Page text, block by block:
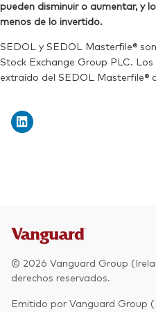
Ticker de cotización:
Reuters:VHVG.L
SEDOL: BJGTN37
Ticker de cotización:
pueden disminuir o aumentar, y
menos de lo invertido.
SEDOL y SEDOL Masterfile®
Stock Exchange Group PLC.
extraído del SEDOL Masterfile®
© 2026 Vanguard Group
derechos reservados.
Emitido por Vanguard Group